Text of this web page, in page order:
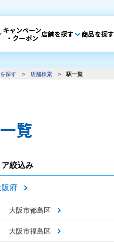
キャンペーン
・クーポン 店舗を探す 商品を探す
探す > 店舗検索 > 駅一覧
覧
ア絞込み
阪府
大阪市都島区
大阪市福島区